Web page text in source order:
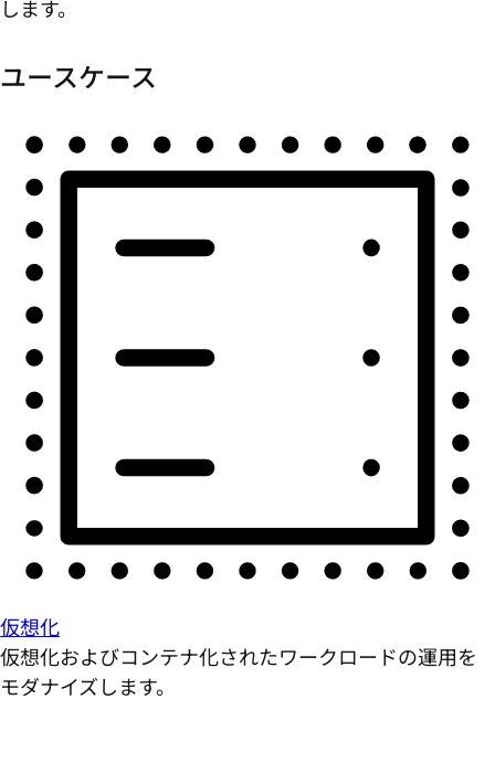
します。
ユースケース
仮想化
仮想化およびコンテナ化されたワークロードの運用を
モダナイズします。